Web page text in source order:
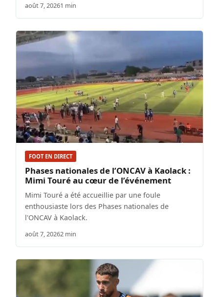
août 7, 20261 min
FOOT EN DIRECT
Phases nationales de l’ONCAV à Kaolack :
Mimi Touré au cœur de l’événement
Mimi Touré a été accueillie par une foule
enthousiaste lors des Phases nationales de
l'ONCAV à Kaolack.
août 7, 20262 min